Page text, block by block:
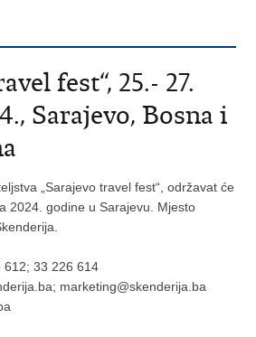
fest“, 25.- 27.
Sarajevo, Bosna i
„Sarajevo travel fest“, održavat će
2024. godine u Sarajevu. Mjesto
612; 33 226 614
marketing@skenderija.ba